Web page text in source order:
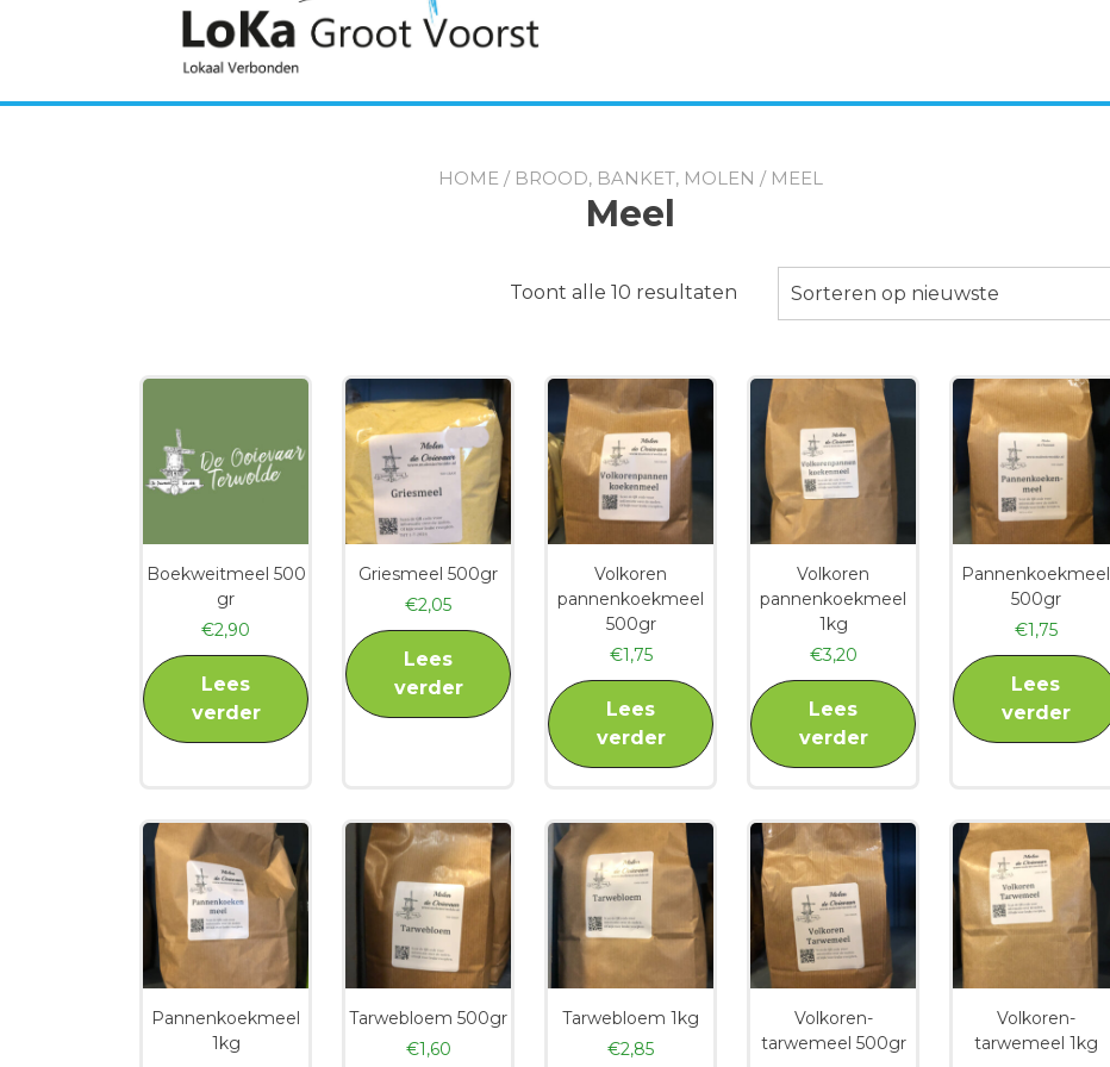
HOME / BROOD, BANKET, MOLEN / MEEL
Meel
Toont alle 10 resultaten Gesorteerd
Sorteren op nieuwste
Boekweitmeel 500
gr
€2,90
Lees
verder
Griesmeel 500gr
€2,05
Lees
verder
Volkoren
pannenkoekmeel
500gr
€1,75
Lees
verder
Volkoren
pannenkoekmeel
1kg
€3,20
Lees
verder
Pannenkoekmeel
500gr
€1,75
Lees
verder
Pannenkoekmeel
1kg
Tarwebloem 500gr
€1,60
Tarwebloem 1kg
€2,85
Volkoren-
tarwemeel 500gr
Volkoren-
tarwemeel 1kg